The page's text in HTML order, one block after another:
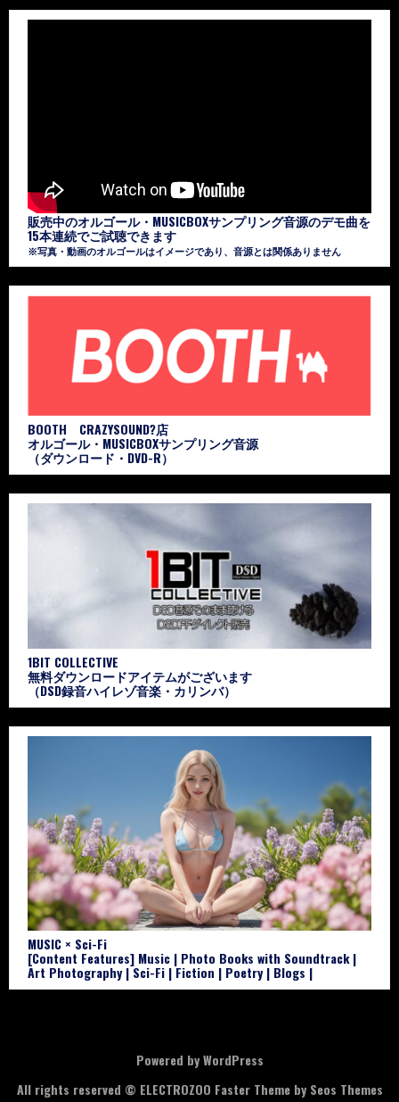
販売中のオルゴール・MUSICBOXサンプリング音源のデモ曲を
15本連続でご試聴できます
※写真・動画のオルゴールはイメージであり、音源とは関係ありません
BOOTH CRAZYSOUND?店
オルゴール・MUSICBOXサンプリング音源
（ダウンロード・DVD-R）
1BIT COLLECTIVE
無料ダウンロードアイテムがございます
（DSD録音ハイレゾ音楽・カリンバ）
MUSIC × Sci-Fi
[Content Features] Music | Photo Books with Soundtrack |
Art Photography | Sci-Fi | Fiction | Poetry | Blogs |
Powered by WordPress
All rights reserved © ELECTROZOO Faster Theme by Seos Themes